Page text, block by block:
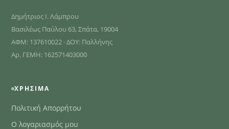
Δημήτριος Ι. Λάμπρου
Βασιλέως Παύλου 63, Σπάτα, 19004
ΑΦΜ: 137610022 · ΔΟΥ: Παλλήνης
Αρ. ΓΕΜΗ: 162571403000
ΧΡΉΣΙΜΑ
Πολιτική Απορρήτου
Ο λογαριασμός μου